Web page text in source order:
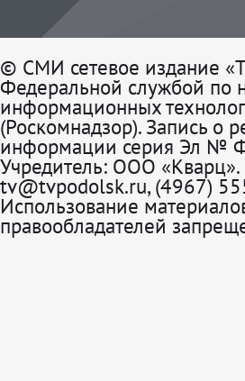
© СМИ сетевое издание
Федеральной службой по
информационных
(Роскомнадзор). Запись о
информации серия Эл №
Учредитель: ООО «Кварц».
tv@tvpodolsk.ru, (4967)
Использование
правообладателей